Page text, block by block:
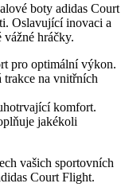
boty adidas Court
Oslavující inovaci a
hráčky.
pro optimální výkon.
na vnitřních
komfort.
jakékoli
vašich sportovních
Court Flight.